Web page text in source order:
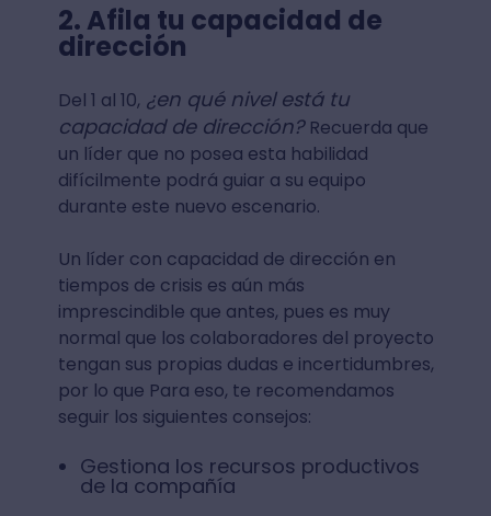
2. Afila tu capacidad de
dirección
Del 1 al 10, ¿en qué nivel está tu
capacidad de dirección? Recuerda que
un líder que no posea esta habilidad
difícilmente podrá guiar a su equipo
durante este nuevo escenario.
Un líder con capacidad de dirección en
tiempos de crisis es aún más
imprescindible que antes, pues es muy
normal que los colaboradores del proyecto
tengan sus propias dudas e incertidumbres,
por lo que Para eso, te recomendamos
seguir los siguientes consejos:
Gestiona los recursos productivos
de la compañía